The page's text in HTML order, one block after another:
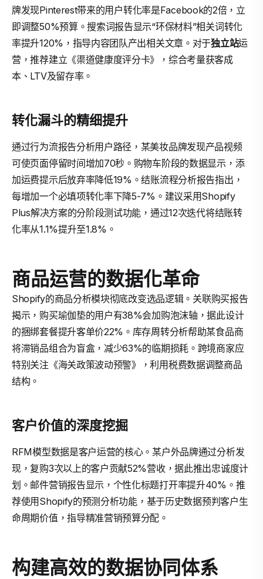
牌发现Pinterest带来的用户转化率是Facebook的2倍，立
即调整50%预算。搜索词报告显示“环保材料”相关词转化
率提升120%，指导内容团队产出相关文章。对于独立站运
营，推荐建立《渠道健康度评分卡》，综合考量获客成
本、LTV及留存率。
转化漏斗的精细提升
通过行为流报告分析用户路径，某美妆品牌发现产品视频
可使页面停留时间增加70秒。购物车阶段的数据显示，添
加运费提示后放弃率降低19%。结账流程分析报告指出，
每增加一个必填项转化率下降5-7%。建议采用Shopify
Plus解决方案的分阶段测试功能，通过12次迭代将结账转
化率从1.1%提升至1.8%。
商品运营的数据化革命
Shopify的商品分析模块彻底改变选品逻辑。关联购买报告
揭示，购买瑜伽垫的用户有38%会加购泡沫轴，据此设计
的捆绑套餐提升客单价22%。库存周转分析帮助某食品商
将滞销品组合为盲盒，减少63%的临期损耗。跨境商家应
特别关注《海关政策波动预警》，利用税费数据调整商品
结构。
客户价值的深度挖掘
RFM模型数据是客户运营的核心。某户外品牌通过分析发
现，复购3次以上的客户贡献52%营收，据此推出忠诚度计
划。邮件营销报告显示，个性化标题打开率提升40%。推
荐使用Shopify的预测分析功能，基于历史数据预判客户生
命周期价值，指导精准营销预算分配。
构建高效的数据协同体系